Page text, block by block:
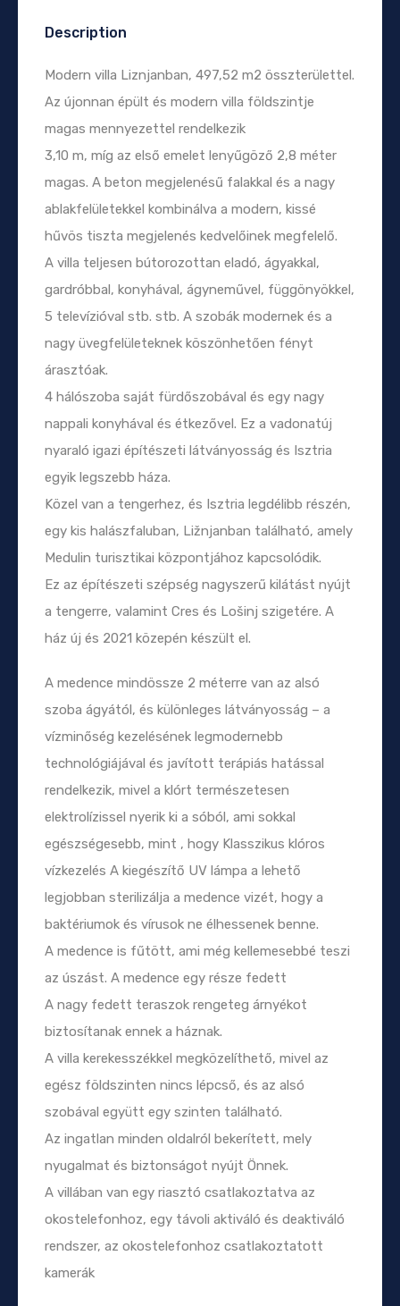
Description
Modern villa Liznjanban, 497,52 m2 összterülettel.
Az újonnan épült és modern villa földszintje
magas mennyezettel rendelkezik
3,10 m, míg az első emelet lenyűgöző 2,8 méter
magas. A beton megjelenésű falakkal és a nagy
ablakfelületekkel kombinálva a modern, kissé
hűvös tiszta megjelenés kedvelőinek megfelelő.
A villa teljesen bútorozottan eladó, ágyakkal,
gardróbbal, konyhával, ágyneművel, függönyökkel,
5 televízióval stb. stb. A szobák modernek és a
nagy üvegfelületeknek köszönhetően fényt
árasztóak.
4 hálószoba saját fürdőszobával és egy nagy
nappali konyhával és étkezővel. Ez a vadonatúj
nyaraló igazi építészeti látványosság és Isztria
egyik legszebb háza.
Közel van a tengerhez, és Isztria legdélibb részén,
egy kis halászfaluban, Ližnjanban található, amely
Medulin turisztikai központjához kapcsolódik.
Ez az építészeti szépség nagyszerű kilátást nyújt
a tengerre, valamint Cres és Lošinj szigetére. A
ház új és 2021 közepén készült el.
A medence mindössze 2 méterre van az alsó
szoba ágyától, és különleges látványosság – a
vízminőség kezelésének legmodernebb
technológiájával és javított terápiás hatással
rendelkezik, mivel a klórt természetesen
elektrolízissel nyerik ki a sóból, ami sokkal
egészségesebb, mint , hogy Klasszikus klóros
vízkezelés A kiegészítő UV lámpa a lehető
legjobban sterilizálja a medence vizét, hogy a
baktériumok és vírusok ne élhessenek benne.
A medence is fűtött, ami még kellemesebbé teszi
az úszást. A medence egy része fedett
A nagy fedett teraszok rengeteg árnyékot
biztosítanak ennek a háznak.
A villa kerekesszékkel megközelíthető, mivel az
egész földszinten nincs lépcső, és az alsó
szobával együtt egy szinten található.
Az ingatlan minden oldalról bekerített, mely
nyugalmat és biztonságot nyújt Önnek.
A villában van egy riasztó csatlakoztatva az
okostelefonhoz, egy távoli aktiváló és deaktiváló
rendszer, az okostelefonhoz csatlakoztatott
kamerák